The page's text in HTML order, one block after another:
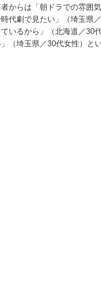
からは「朝ドラでの雰囲
代劇で見たい」（埼玉県
いるから」（北海道／30
（埼玉県／30代女性）と